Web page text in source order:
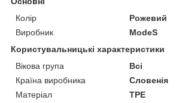
Колір
Рожевий
Виробник
ModeS
Користувальницькі характеристики
Вікова група
Всі
Країна виробника
Словенія
Матеріал
TPE